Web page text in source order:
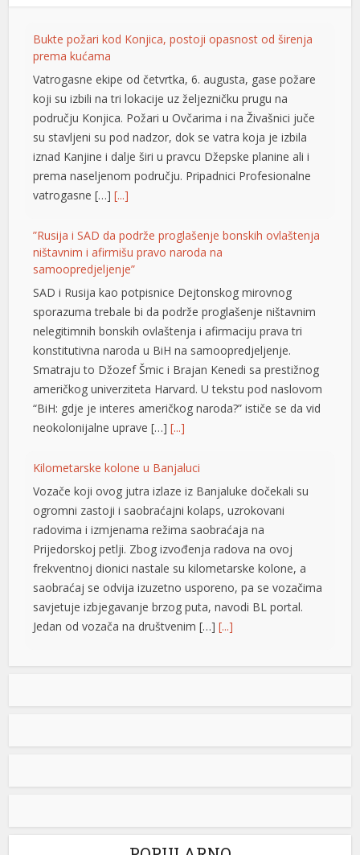
büyüsü
Bukte požari kod Konjica, postoji opasnost od širenja
prema kućama
Vatrogasne ekipe od četvrtka, 6. augusta, gase požare
koji su izbili na tri lokacije uz željezničku prugu na
području Konjica. Požari u Ovčarima i na Živašnici juče
su stavljeni su pod nadzor, dok se vatra koja je izbila
iznad Kanjine i dalje širi u pravcu Džepske planine ali i
prema naseljenom području. Pripadnici Profesionalne
vatrogasne […][...]
”Rusija i SAD da podrže proglašenje bonskih ovlaštenja
ništavnim i afirmišu pravo naroda na
samoopredjeljenje”
SAD i Rusija kao potpisnice Dejtonskog mirovnog
sporazuma trebale bi da podrže proglašenje ništavnim
nelegitimnih bonskih ovlaštenja i afirmaciju prava tri
konstitutivna naroda u BiH na samoopredjeljenje.
Smatraju to Džozef Šmic i Brajan Kenedi sa prestižnog
američkog univerziteta Harvard. U tekstu pod naslovom
“BiH: gdje je interes američkog naroda?” ističe se da vid
neokolonijalne uprave […][...]
Kilometarske kolone u Banjaluci
Vozače koji ovog jutra izlaze iz Banjaluke dočekali su
ogromni zastoji i saobraćajni kolaps, uzrokovani
radovima i izmjenama režima saobraćaja na
Prijedorskoj petlji. Zbog izvođenja radova na ovoj
frekventnoj dionici nastale su kilometarske kolone, a
saobraćaj se odvija izuzetno usporeno, pa se vozačima
savjetuje izbjegavanje brzog puta, navodi BL portal.
Jedan od vozača na društvenim […][...]
Pripremite kišobrane: Nakon vrelog dana stižu pljuskovi i
Stanovnike Republike Srpske i Bosne i Hercegovine
u poslijepodnevnim i večernjim časovima u pojedinim
preovladavaće pretežno sunčano vrijeme, dok se sa